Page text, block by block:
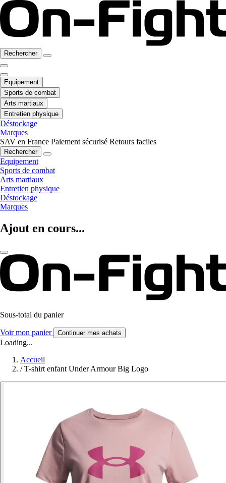
Rechercher
Equipement
Sports de combat
Arts martiaux
Entretien physique
Déstockage
Marques
SAV en France Paiement sécurisé Retours faciles
Rechercher
Equipement
Sports de combat
Arts martiaux
Entretien physique
Déstockage
Marques
Ajout en cours...
Sous-total du panier
Voir mon panier Continuer mes achats
Loading...
Accueil
/ T-shirt enfant Under Armour Big Logo